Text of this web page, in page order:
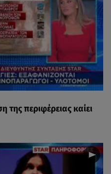
της περιφέρειας καίει